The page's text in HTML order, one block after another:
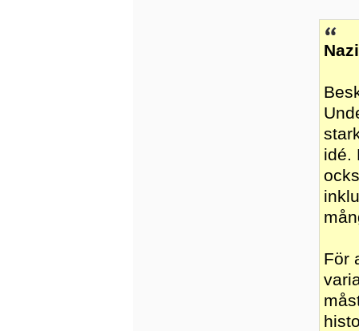
idé.
För